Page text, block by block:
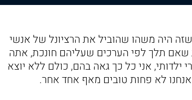
היה משהו שהוביל את הרציונל של אנשי
שאם תלך לפי הערכים שעליהם חונכת, אתה
ילדותי, אני כל כך גאה בהם, כולם ללא יוצא
לא פחות טובים מאף אחד אחר.